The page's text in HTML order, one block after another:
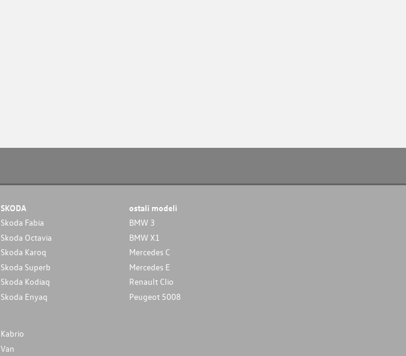
SKODA
Skoda Fabia
Skoda Octavia
Skoda Karoq
Skoda Superb
Skoda Kodiaq
Skoda Enyaq
ostali modeli
BMW 3
BMW X1
Mercedes C
Mercedes E
Renault Clio
Peugeot 5008
Kabrio
Van